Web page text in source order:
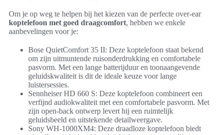
Om je op weg te helpen bij het kiezen van de perfecte over-ear
koptelefoon met goed draagcomfort, hebben we enkele
aanbevelingen voor je:
Bose QuietComfort 35 II: Deze koptelefoon staat bekend
om zijn uitmuntende ruisonderdrukking en comfortabele
pasvorm. Met een lange batterijduur en toonaangevende
geluidskwaliteit is dit de ideale keuze voor lange
luistersessies.
Sennheiser HD 660 S: Deze koptelefoon combineert een
verfijnd audiokwaliteit met een comfortabele pasvorm. Met
zijn open-back ontwerp levert hij een ruimtelijk
geluidsbeeld en uitstekende detailweergave.
Sony WH-1000XM4: Deze draadloze koptelefoon biedt